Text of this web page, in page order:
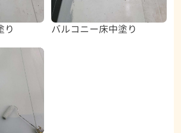
り バルコニー床中塗り